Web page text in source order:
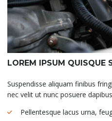
LOREM IPSUM QUISQUE
Suspendisse aliquam finibus
nec velit ut nunc posuere
Pellentesque lacus urna,